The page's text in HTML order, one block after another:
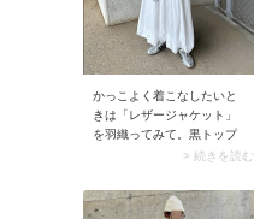
かっこよく着こなしたいと
きは「レザージャケット」
を羽織ってみて。黒トップ
スがレザージャケットに馴
が完成します。もし上半身
がいかつい印象になってし
> 続きを読む